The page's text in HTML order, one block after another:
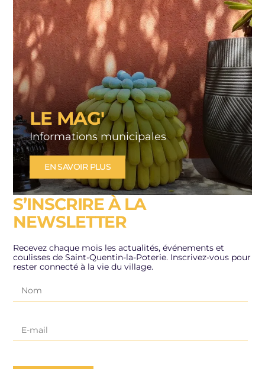
LE MAG'
Informations municipales
EN SAVOIR PLUS
S’INSCRIRE À LA
NEWSLETTER
Recevez chaque mois les actualités, événements et
coulisses de Saint-Quentin-la-Poterie. Inscrivez-vous pour
rester connecté à la vie du village.